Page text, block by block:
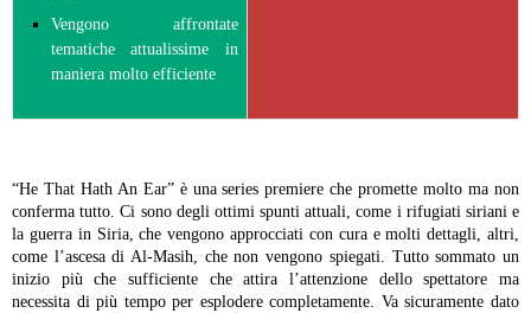
Vengono affrontate
tematiche attualissime in
maniera molto efficiente
“He That Hath An Ear” è una series premiere che promette molto ma non
conferma tutto. Ci sono degli ottimi spunti attuali, come i rifugiati siriani e
la guerra in Siria, che vengono approcciati con cura e molti dettagli, altri,
come l’ascesa di Al-Masih, che non vengono spiegati. Tutto sommato un
inizio più che sufficiente che attira l’attenzione dello spettatore ma
necessita di più tempo per esplodere completamente. Va sicuramente dato